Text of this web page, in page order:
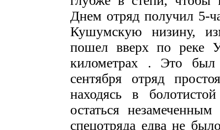
Днем отряд получил 5-
Кушумскую низину,
пошел вверх по реке
километрах . Это был
сентября отряд
находясь в
остаться
спецотряда едва не